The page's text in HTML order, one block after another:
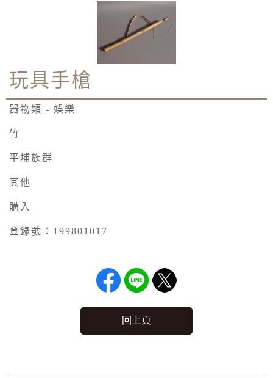
玩具手槍
器物類 - 娛樂
竹
平埔族群
其他
購入
登錄號：199801017
回上頁